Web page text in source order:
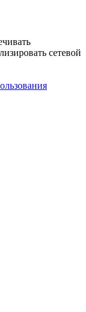
сетевой